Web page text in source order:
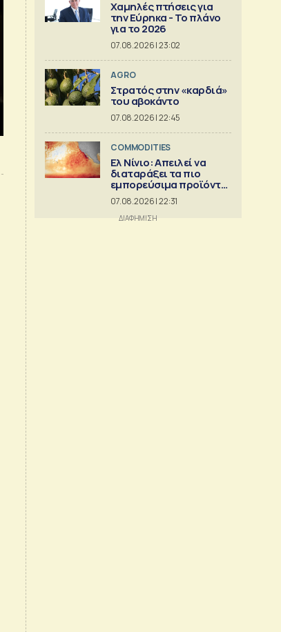
Χαμηλές πτήσεις για
την Εύρηκα - Το πλάνο
για το 2026
07.08.2026 | 23:02
AGRO
Στρατός στην «καρδιά»
του αβοκάντο
07.08.2026 | 22:45
COMMODITIES
Ελ Νίνιο: Απειλεί να
διαταράξει τα πιο
εμπορεύσιμα προϊόντα
στον κόσμο
07.08.2026 | 22:31